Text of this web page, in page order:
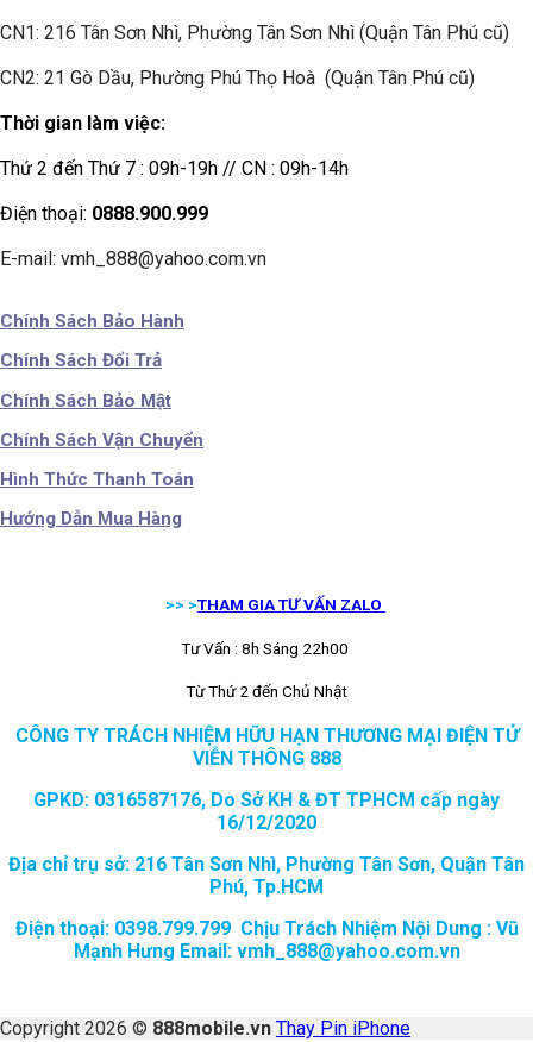
CN1: 216 Tân Sơn Nhì, Phường Tân Sơn Nhì (Quận Tân Phú cũ)
CN2: 21 Gò Dầu, Phường Phú Thọ Hoà (Quận Tân Phú cũ)
Thời gian làm việc:
Thứ 2 đến Thứ 7 : 09h-19h // CN : 09h-14h
Điện thoại: 0888.900.999
E-mail: vmh_888@yahoo.com.vn
Chính Sách Bảo Hành
Chính Sách Đổi Trả
Chính Sách Bảo Mật
Chính Sách Vận Chuyển
Hình Thức Thanh Toán
Hướng Dẫn Mua Hàng
>> >THAM GIA TƯ VẤN ZALO
Tư Vấn : 8h Sáng 22h00
Từ Thứ 2 đến Chủ Nhật
CÔNG TY TRÁCH NHIỆM HỮU HẠN THƯƠNG MẠI ĐIỆN TỬ
VIỄN THÔNG 888
GPKD: 0316587176, Do Sở KH & ĐT TPHCM cấp ngày
16/12/2020
Địa chỉ trụ sở: 216 Tân Sơn Nhì, Phường Tân Sơn, Quận Tân
Phú, Tp.HCM
Điện thoại: 0398.799.799 Chịu Trách Nhiệm Nội Dung : Vũ
Mạnh Hưng Email: vmh_888@yahoo.com.vn
Copyright 2026 © 888mobile.vn Thay Pin iPhone